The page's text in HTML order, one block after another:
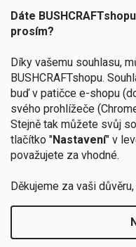
Dáte
prosím?
Díky vašemu souhlasu,
BUSHCRAFTshopu.
buď v patičce e-shopu
svého prohlížeče
Stejně tak můžete svůj
tlačítko "Nastavení" v
považujete za vhodné.
Děkujeme za vaši
podmínkami ochrany
Copyright 2026